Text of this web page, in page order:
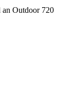
Outdoor 720